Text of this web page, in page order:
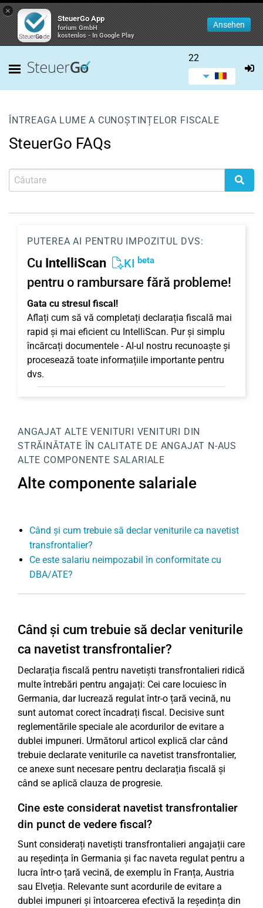
×
SteuerGo App
forium GmbH
kostenlos - In Google Play
Ansehen
22
ÎNTREAGA LUME A CUNOȘTINȚELOR FISCALE
SteuerGo FAQs
PUTEREA AI PENTRU IMPOZITUL DVS:
Cu IntelliScan KI beta
pentru o rambursare fără probleme!
Gata cu stresul fiscal!
Aflați cum să vă completați declarația fiscală mai
rapid și mai eficient cu IntelliScan. Pur și simplu
încărcați documentele - AI-ul nostru recunoaște și
procesează toate informațiile importante pentru
dvs.
ANGAJAT ALTE VENITURI VENITURI DIN
STRĂINĂTATE ÎN CALITATE DE ANGAJAT N-AUS
ALTE COMPONENTE SALARIALE
Alte componente salariale
Când și cum trebuie să declar veniturile ca navetist
transfrontalier?
Ce este salariu neimpozabil în conformitate cu
DBA/ATE?
Când și cum trebuie să declar veniturile
ca navetist transfrontalier?
Declarația fiscală pentru navetiști transfrontalieri ridică
multe întrebări pentru angajați: Cei care locuiesc în
Germania, dar lucrează regulat într-o țară vecină, nu
sunt automat corect încadrați fiscal. Decisive sunt
reglementările speciale ale acordurilor de evitare a
dublei impuneri. Următorul articol explică clar când
trebuie declarate veniturile ca navetist transfrontalier,
ce anexe sunt necesare pentru declarația fiscală și
când se aplică clauza de progresie.
Cine este considerat navetist transfrontalier
din punct de vedere fiscal?
Sunt considerați navetiști transfrontalieri angajații care
au reședința în Germania și fac naveta regulat pentru a
lucra într-o țară vecină, de exemplu în Franța, Austria
sau Elveția. Relevante sunt acordurile de evitare a
dublei impuneri și întoarcerea efectivă la reședința din